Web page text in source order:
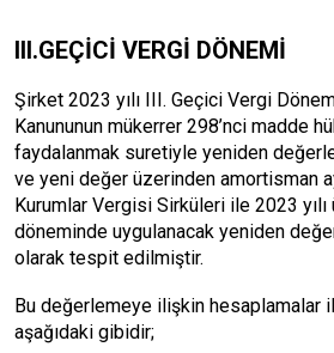
III.GEÇİCİ VERGİ DÖNEMİ
Şirket 2023 yılı III. Geçici Vergi
Kanununun mükerrer 298’nci madde
faydalanmak suretiyle yeniden
ve yeni değer üzerinden amortisman
Kurumlar Vergisi Sirküleri ile 2023
döneminde uygulanacak yeniden
olarak tespit edilmiştir.
Bu değerlemeye ilişkin hesaplamalar
aşağıdaki gibidir;